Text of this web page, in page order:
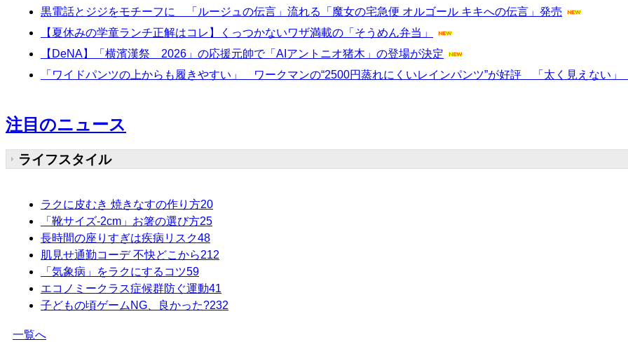
黒電話とジジをモチーフに 「ルージュの伝言」流れる「魔女の宅急便 オルゴール キキへの伝言」発売
【夏休みの学童ランチ正解はコレ】くっつかないワザ満載の「そうめん弁当」
【DeNA】「横濱漢祭 2026」の応援元帥で「AIアントニオ猪木」の登場が決定
「ワイドパンツの上からも履きやすい」 ワークマンの“2500円蒸れにくいレインパンツ”が好評 「太く見えない」
注目のニュース
ライフスタイル
ラクに皮むき 焼きなすの作り方20
「靴サイズ-2cm」お箸の選び方25
長時間の座りすぎは疾病リスク48
肌見せ通勤コーデ 不快どこから212
「気象病」をラクにするコツ59
エコノミークラス症候群防ぐ運動41
子どもの頃ゲームNG、良かった?232
一覧へ